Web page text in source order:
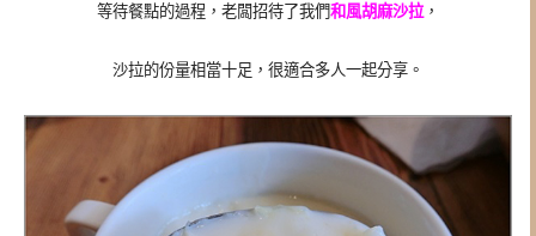
等待餐點的過程，老闆招待了我們和風胡麻沙拉，
沙拉的份量相當十足，很適合多人一起分享。